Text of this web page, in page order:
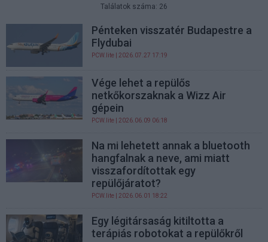
Találatok száma: 26
Pénteken visszatér Budapestre a
Flydubai
PCW.lite | 2026.07.27 17:19
Vége lehet a repülős
netkőkorszaknak a Wizz Air
gépein
PCW.lite | 2026.06.09 06:18
Na mi lehetett annak a bluetooth
hangfalnak a neve, ami miatt
visszafordítottak egy
repülőjáratot?
PCW.lite | 2026.06.01 18:22
Egy légitársaság kitiltotta a
terápiás robotokat a repülőkről